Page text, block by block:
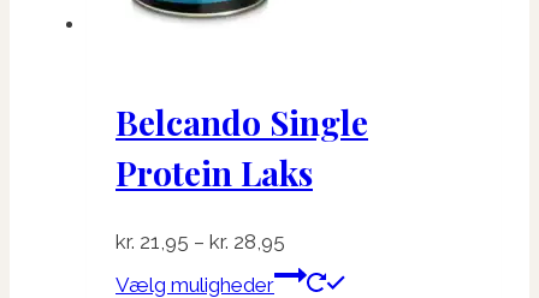
Belcando Single
Protein Laks
kr. 21,95 – kr. 28,95
kr. 21,95
Vælg muligheder
Dette